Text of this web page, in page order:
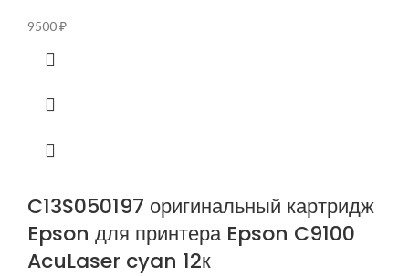
9500₽
C13S050197 оригинальный картридж
Epson для принтера Epson C9100
AcuLaser cyan 12к